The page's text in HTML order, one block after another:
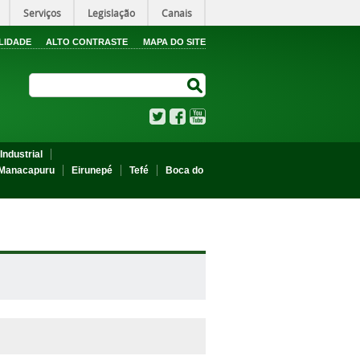
Serviços Legislação Canais
ALTO CONTRASTE MAPA DO SITE
TwitterFacebook
Eirunepé Tefé Boca do